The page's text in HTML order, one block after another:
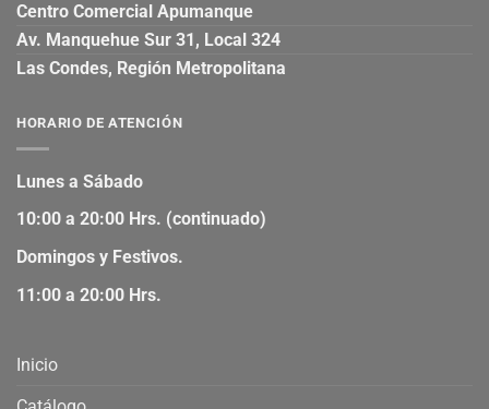
Centro Comercial Apumanque
Av. Manquehue Sur 31, Local 324
Las Condes, Región Metropolitana
HORARIO DE ATENCIÓN
Lunes a Sábado
10:00 a 20:00 Hrs. (continuado)
Domingos y Festivos.
11:00 a 20:00 Hrs.
Inicio